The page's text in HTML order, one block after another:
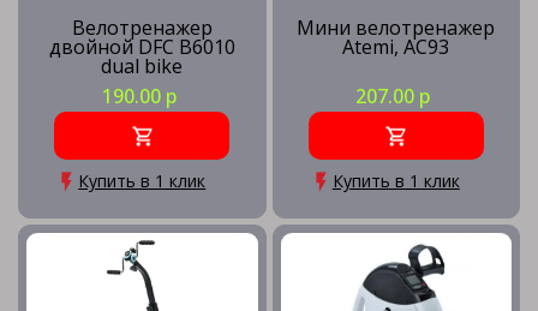
Велотренажер
двойной DFC B6010
dual bike
190.00 р
Купить в 1 клик
Мини велотренажер
Atemi, AC93
207.00 р
Купить в 1 клик